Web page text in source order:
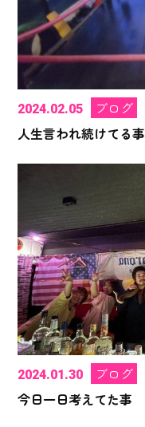
2024.02.05
ブログ
人生言われ続けてる事
2024.01.30
ブログ
今日一日考えてた事